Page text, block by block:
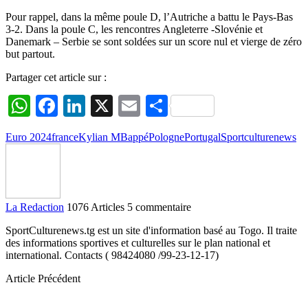
Pour rappel, dans la même poule D, l’Autriche a battu le Pays-Bas
3-2. Dans la poule C, les rencontres Angleterre -Slovénie et
Danemark – Serbie se sont soldées sur un score nul et vierge de zéro
but partout.
Partager cet article sur :
WhatsApp
Facebook
LinkedIn
X EmailPartager
Euro 2024franceKylian MBappéPolognePortugalSportculturenews
La Redaction 1076 Articles 5 commentaire
SportCulturenews.tg est un site d'information basé au Togo. Il traite
des informations sportives et culturelles sur le plan national et
international. Contacts ( 98424080 /99-23-12-17)
Article Précédent